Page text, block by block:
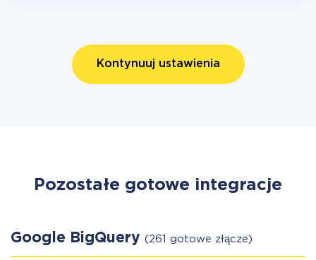
Kontynuuj ustawienia
Pozostałe gotowe integracje
Google BigQuery (261 gotowe złącze)